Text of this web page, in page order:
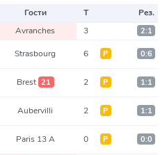
Гости Т
Рез.
Avranches 3 2:1
Strasbourg 6 Р 0:6
Brest 21 2 Р 1:1
Aubervilli 2 Р 1:1
Paris 13 A 0 Р 0:0